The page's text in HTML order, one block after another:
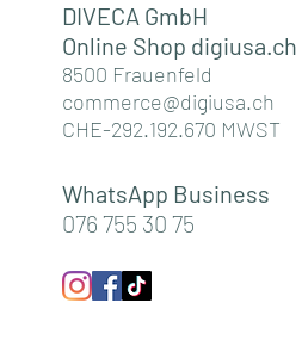
DIVECA GmbH
Online Shop digiusa.ch
8500 Frauenfeld
commerce@digiusa.ch
CHE-292.192.670 MWST
WhatsApp Business
076 755 30 75